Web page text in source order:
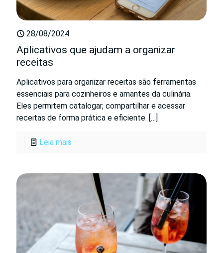
28/08/2024
Aplicativos que ajudam a organizar
receitas
Aplicativos para organizar receitas são ferramentas
essenciais para cozinheiros e amantes da culinária.
Eles permitem catalogar, compartilhar e acessar
receitas de forma prática e eficiente. […]
Leia mais